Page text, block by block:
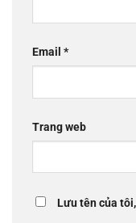
Email *
Trang web
Lưu tên của